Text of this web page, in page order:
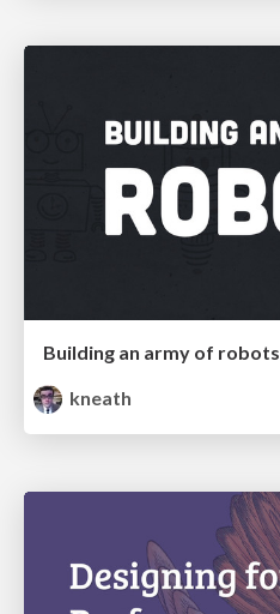
Building an army of robots
kneath